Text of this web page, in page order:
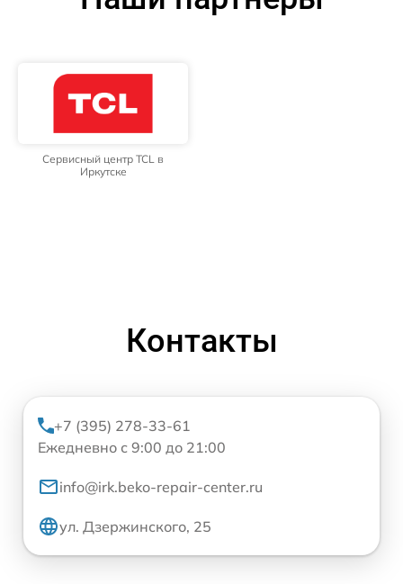
Сервисный центр TCL в
Иркутске
Контакты
+7 (395) 278-33-61
Ежедневно с 9:00 до 21:00
info@irk.beko-repair-center.ru
ул. Дзержинского, 25